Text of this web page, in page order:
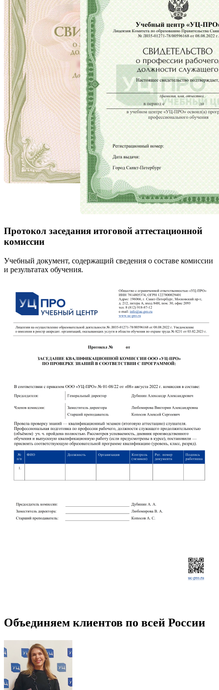
Протокол заседания итоговой аттестационной
комиссии
Учебный документ, содержащий сведения о составе комиссии
и результатах обучения.
Объединяем клиентов по всей России